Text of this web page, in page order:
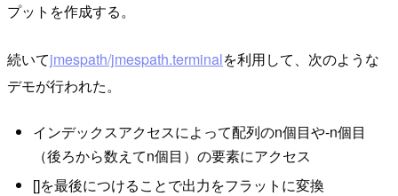
プットを作成する。
続いてjmespath/jmespath.terminalを利用して、次のような
デモが行われた。
インデックスアクセスによって配列のn個目や-n個目
（後ろから数えてn個目）の要素にアクセス
[]を最後につけることで出力をフラットに変換